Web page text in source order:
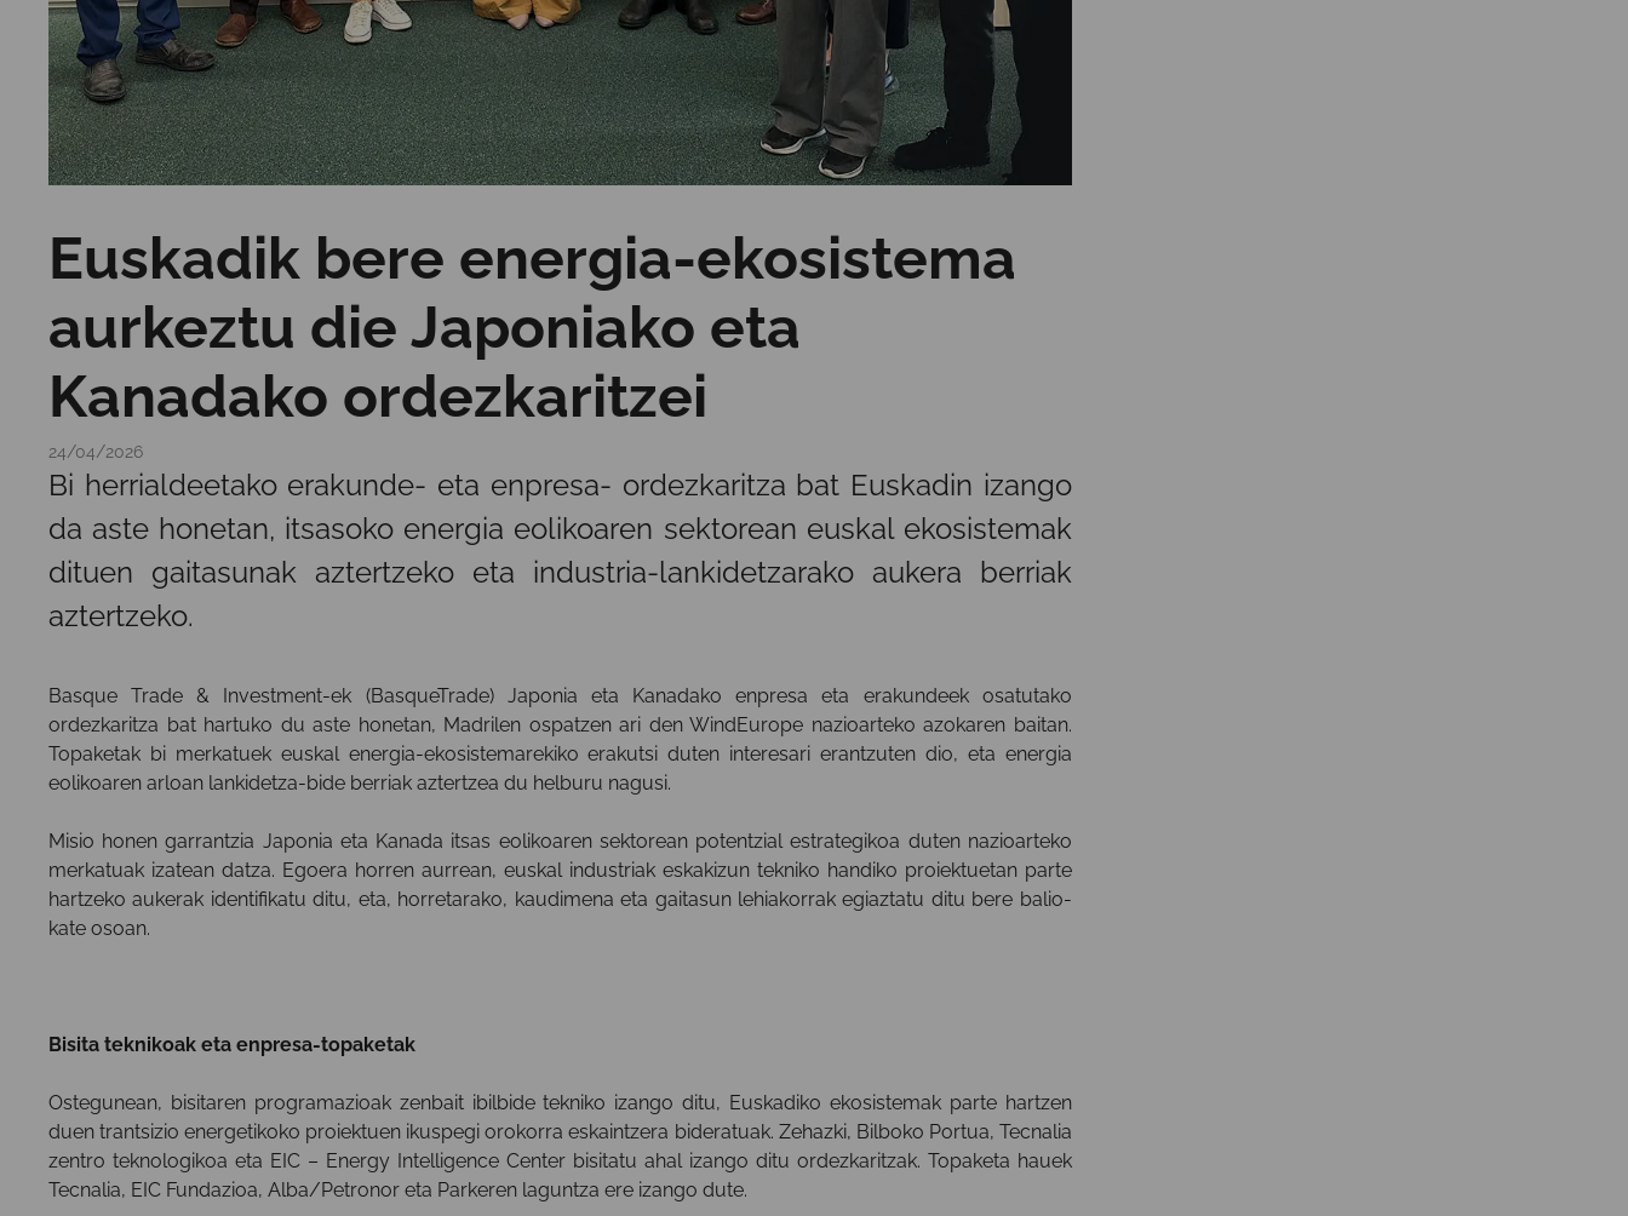
Euskadik bere energia-ekosistema
aurkeztu die Japoniako eta
Kanadako ordezkaritzei
24/04/2026
Bi herrialdeetako erakunde- eta enpresa- ordezkaritza bat Euskadin izango
da aste honetan, itsasoko energia eolikoaren sektorean euskal ekosistemak
dituen gaitasunak aztertzeko eta industria-lankidetzarako aukera berriak
aztertzeko.
Basque Trade & Investment-ek (BasqueTrade) Japonia eta Kanadako enpresa eta erakundeek osatutako
ordezkaritza bat hartuko du aste honetan, Madrilen ospatzen ari den WindEurope nazioarteko azokaren baitan.
Topaketak bi merkatuek euskal energia-ekosistemarekiko erakutsi duten interesari erantzuten dio, eta energia
eolikoaren arloan lankidetza-bide berriak aztertzea du helburu nagusi.
Misio honen garrantzia Japonia eta Kanada itsas eolikoaren sektorean potentzial estrategikoa duten nazioarteko
merkatuak izatean datza. Egoera horren aurrean, euskal industriak eskakizun tekniko handiko proiektuetan parte
hartzeko aukerak identifikatu ditu, eta, horretarako, kaudimena eta gaitasun lehiakorrak egiaztatu ditu bere balio-
kate osoan.
Bisita teknikoak eta enpresa-topaketak
Ostegunean, bisitaren programazioak zenbait ibilbide tekniko izango ditu, Euskadiko ekosistemak parte hartzen
duen trantsizio energetikoko proiektuen ikuspegi orokorra eskaintzera bideratuak. Zehazki, Bilboko Portua, Tecnalia
zentro teknologikoa eta EIC – Energy Intelligence Center bisitatu ahal izango ditu ordezkaritzak. Topaketa hauek
Tecnalia, EIC Fundazioa, Alba/Petronor eta Parkeren laguntza ere izango dute.